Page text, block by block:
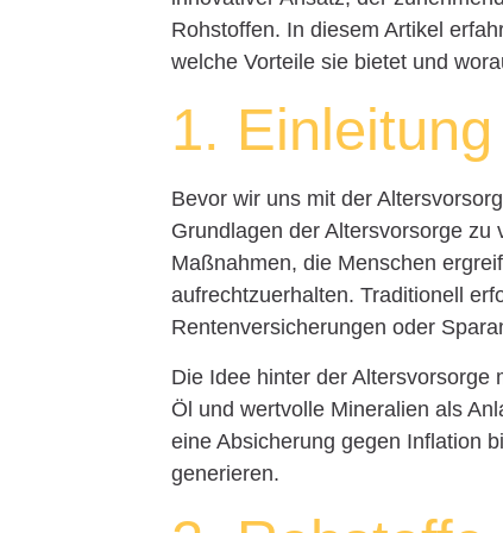
Rohstoffen. In diesem Artikel
welche Vorteile sie bietet und
1.
Bevor wir uns mit der
Grundlagen der Altersvorsorge
Maßnahmen, die Menschen
aufrechtzuerhalten. Traditionell
Rentenversicherungen oder
Die Idee hinter der Altersvorsorge
Öl und wertvolle Mineralien als
eine Absicherung gegen Inflation
generieren.